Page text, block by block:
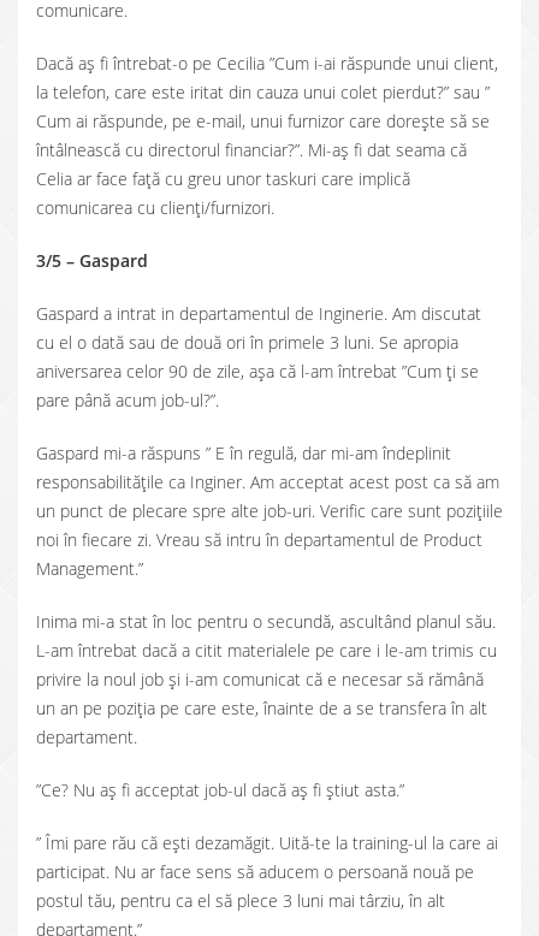
comunicare.
Dacă aș fi întrebat-o pe Cecilia ”Cum i-ai răspunde unui client,
la telefon, care este iritat din cauza unui colet pierdut?” sau ”
Cum ai răspunde, pe e-mail, unui furnizor care dorește să se
întâlnească cu directorul financiar?”. Mi-aș fi dat seama că
Celia ar face față cu greu unor taskuri care implică
comunicarea cu clienți/furnizori.
3/5 – Gaspard
Gaspard a intrat in departamentul de Inginerie. Am discutat
cu el o dată sau de două ori în primele 3 luni. Se apropia
aniversarea celor 90 de zile, așa că l-am întrebat ”Cum ți se
pare până acum job-ul?”.
Gaspard mi-a răspuns ” E în regulă, dar mi-am îndeplinit
responsabilitățile ca Inginer. Am acceptat acest post ca să am
un punct de plecare spre alte job-uri. Verific care sunt pozițiile
noi în fiecare zi. Vreau să intru în departamentul de Product
Management.”
Inima mi-a stat în loc pentru o secundă, ascultând planul său.
L-am întrebat dacă a citit materialele pe care i le-am trimis cu
privire la noul job și i-am comunicat că e necesar să rămână
un an pe poziția pe care este, înainte de a se transfera în alt
departament.
”Ce? Nu aș fi acceptat job-ul dacă aș fi știut asta.”
” Îmi pare rău că ești dezamăgit. Uită-te la training-ul la care ai
participat. Nu ar face sens să aducem o persoană nouă pe
postul tău, pentru ca el să plece 3 luni mai târziu, în alt
departament.”